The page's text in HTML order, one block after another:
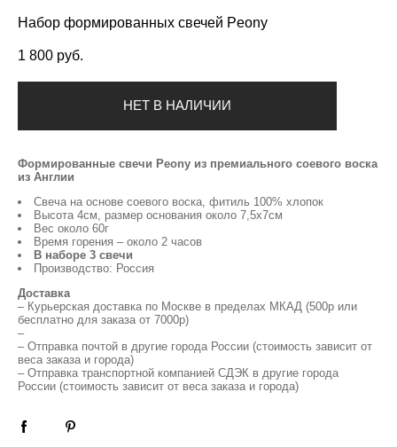
Набор формированных свечей Peony
1 800 pуб.
НЕТ В НАЛИЧИИ
Формированные свечи Peony из премиального соевого воска
из Англии
Свеча на основе соевого воска, фитиль 100% хлопок
Высота 4см, размер основания около 7,5х7см
Вес около 60г
Время горения – около 2 часов
В наборе 3 свечи
Производство: Россия
Доставка
– Курьерская доставка по Москве в пределах МКАД (500р или
бесплатно для заказа от 7000р)
–
– Отправка почтой в другие города России (стоимость зависит от
веса заказа и города)
– Отправка транспортной компанией СДЭК в другие города
России (стоимость зависит от веса заказа и города)